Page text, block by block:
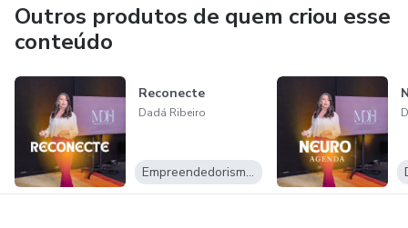
As Donas da P**ra Toda, como o artigo, as 3 Esferas da
organização.
Outros produtos de quem criou esse
conteúdo
Reconecte
Dadá Ribeiro
Empreendedorismo Digital